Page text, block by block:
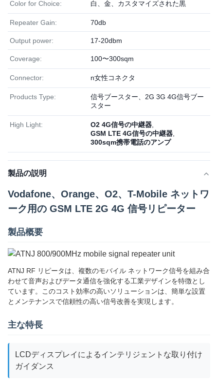
Color for Choice: 白、金、カスタマイズされた黒
Repeater Gain: 70db
Output power: 17-20dbm
Coverage: 100〜300sqm
Connector: n女性コネクタ
Products Type:
信号ブースター、2G 3G 4G信号ブー
スター
High Light: O2 4G信号の中継器
GSM LTE 4G信号の中継器
300sqm携帯電話のアンプ
製品の説明
Vodafone、Orange、O2、T-Mobile ネットワ
ーク用の GSM LTE 2G 4G 信号リピーター
製品概要
ATNJ RF リピータは、複数のモバイル ネットワーク信号を組み合
わせて音声およびデータ通信を強化する工業デザインを特徴とし
ています。このコスト効率の高いソリューションは、簡単な設置
とメンテナンスで信頼性の高い信号改善を実現します。
主な特長
LCDディスプレイによるインテリジェントな取り付け
ガイダンス